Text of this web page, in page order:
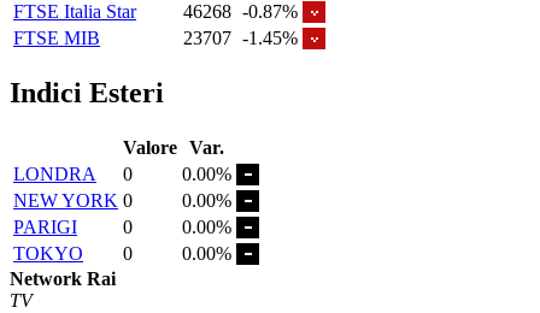
FTSE Italia Star
46268 -0.87%
FTSE MIB
23707 -1.45%
Indici Esteri
Valore Var.
LONDRA
0
0.00%
NEW YORK 0
0.00%
PARIGI
0
0.00%
TOKYO
0
0.00%
Network Rai
TV